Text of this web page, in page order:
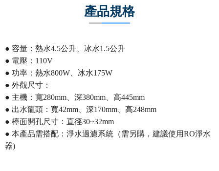
產品規格
● 容量：熱水4.5公升、冰水1.5公升
● 電壓：110V
● 功率：熱水800W、冰水175W
● 外觀尺寸：
● 主機：寬280mm、深380mm、高445mm
● 出水龍頭：寬42mm、深170mm、高248mm
● 檯面開孔尺寸：直徑30~32mm
● 本產品需搭配：淨水過濾系統（需另購，建議使用RO淨水
器)